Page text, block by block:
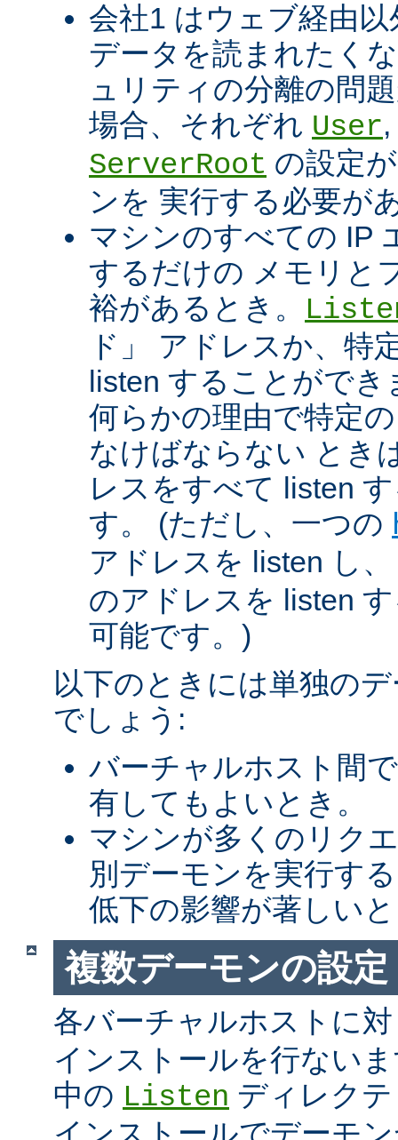
会社1 はウェブ経由
データを読まれたく
ュリティの分離の問
場合、それぞれ User,
ServerRoot の設定
ンを 実行する必要が
マシンのすべての IP
するだけの メモリと
裕があるとき。
ド」 アドレスか、特
listen することがで
何らかの理由で特定
なけばならない とき
レスをすべて listen
す。 (ただし、一つの
アドレスを listen し
のアドレスを listen
可能です。)
以下のときには単独の
でしょう:
バーチャルホスト間
有してもよいとき。
マシンが多くのリク
別デーモンを実行す
低下の影響が著しい
複数デーモンの設定
各バーチャルホストに
インストールを行ない
中の Listen ディレク